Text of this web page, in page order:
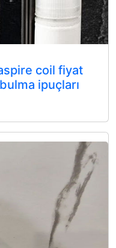
coil fiyat
ipuçları